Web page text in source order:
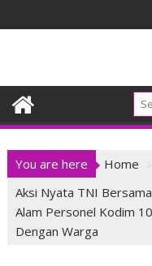
to
You are here Home
Aksi Nyata TNI
Alam Personel Kodim
Dengan Warga